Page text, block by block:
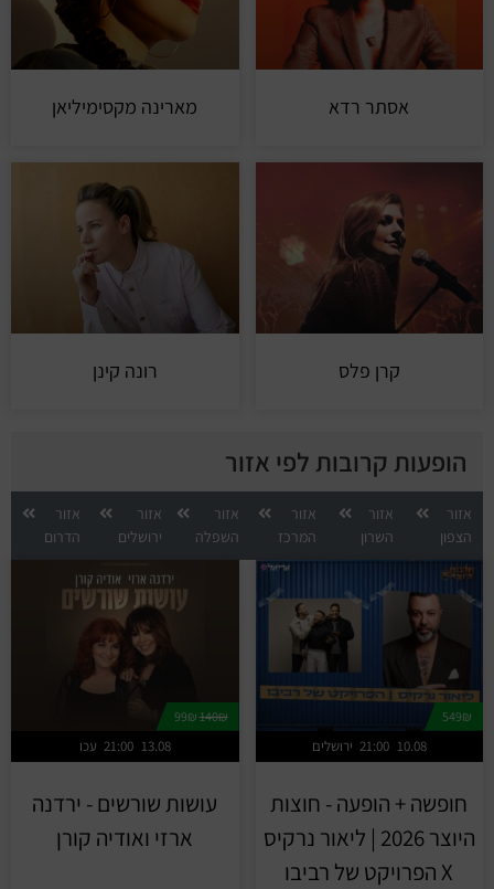
אסתר רדא מארינה מקסימיליאן
קרן פלס רונה קינן
הופעות קרובות לפי אזור
אזור
הצפון
אזור
השרון
אזור
המרכז
אזור
השפלה
אזור
ירושלים
אזור
הדרום
549₪
ירושלים 21:00 10.08
חופשה + הופעה - חוצות
היוצר 2026 | ליאור נרקיס
X הפרויקט של רביבו
140₪
99₪
עכו 21:00 13.08
עושות שורשים - ירדנה
ארזי ואודיה קורן